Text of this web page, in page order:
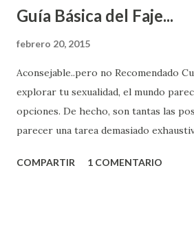
Guía Básica del Faje...
febrero 20, 2015
Aconsejable..pero no Recomendado
explorar tu sexualidad, el mundo
opciones. De hecho, son tantas las
parecer una tarea demasiado
partes de ti que jamás hubieras
COMPARTIR 1 COMENTARIO